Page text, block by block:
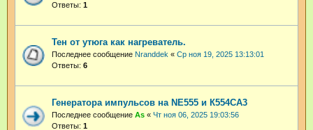
Ответы: 1
Тен от утюга как нагреватель.
Последнее сообщение Nranddek « Ср ноя 19, 2025 13:13:01
Ответы: 6
Генератора импульсов на NE555 и К554СА3
Последнее сообщение As « Чт ноя 06, 2025 19:03:56
Ответы: 1